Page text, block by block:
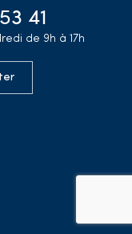
41
de 9h à 17h